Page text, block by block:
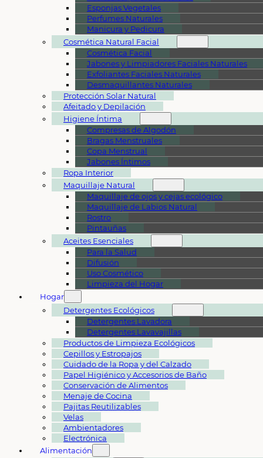
Esponjas Vegetales
Perfumes Naturales
Manicura y Pedicura
Cosmética Natural Facial
Cosmética Facial
Jabones y Limpiadores Faciales Naturales
Exfoliantes Faciales Naturales
Desmaquillantes Naturales
Protección Solar Natural
Afeitado y Depilación
Higiene Íntima
Compresas de Algodón
Bragas Menstruales
Copa Menstrual
Jabones Íntimos
Ropa Interior
Maquillaje Natural
Maquillaje de ojos y cejas ecológico
Maquillaje de Labios Natural
Rostro
Pintauñas
Aceites Esenciales
Para la Salud
Difusión
Uso Cosmético
Limpieza del Hogar
Hogar
Detergentes Ecológicos
Detergentes Lavadora
Detergentes Lavavajillas
Productos de Limpieza Ecológicos
Cepillos y Estropajos
Cuidado de la Ropa y del Calzado
Papel Higiénico y Accesorios de Baño
Conservación de Alimentos
Menaje de Cocina
Pajitas Reutilizables
Velas
Ambientadores
Electrónica
Alimentación